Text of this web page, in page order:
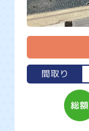
間取り
総額